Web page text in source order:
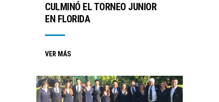
CULMINÓ EL TORNEO JUNIOR
EN FLORIDA
VER MÁS